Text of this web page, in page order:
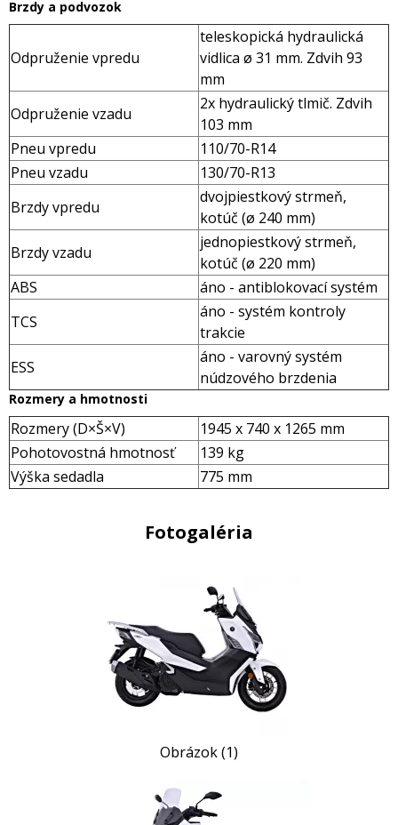
Brzdy a podvozok
Odpruženie vpredu
teleskopická hydraulická
vidlica ø 31 mm. Zdvih 93
mm
Odpruženie vzadu
2x hydraulický tlmič. Zdvih
103 mm
Pneu vpredu
110/70-R14
Pneu vzadu
130/70-R13
Brzdy vpredu
dvojpiestkový strmeň,
kotúč (ø 240 mm)
Brzdy vzadu
jednopiestkový strmeň,
kotúč (ø 220 mm)
ABS
áno - antiblokovací systém
TCS
áno - systém kontroly
trakcie
ESS
áno - varovný systém
núdzového brzdenia
Rozmery a hmotnosti
Rozmery (D×Š×V)
1945 x 740 x 1265 mm
Pohotovostná hmotnosť
139 kg
Výška sedadla
775 mm
Fotogaléria
Obrázok (1)